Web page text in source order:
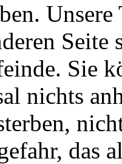
Seite
Sie
nichts
das